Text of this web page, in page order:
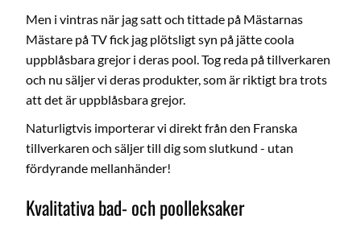
Men i vintras när jag satt och tittade på Mästarnas
Mästare på TV fick jag plötsligt syn på jätte coola
uppblåsbara grejor i deras pool. Tog reda på tillverkaren
och nu säljer vi deras produkter, som är riktigt bra trots
att det är uppblåsbara grejor.
Naturligtvis importerar vi direkt från den Franska
tillverkaren och säljer till dig som slutkund - utan
fördyrande mellanhänder!
Kvalitativa bad- och poolleksaker